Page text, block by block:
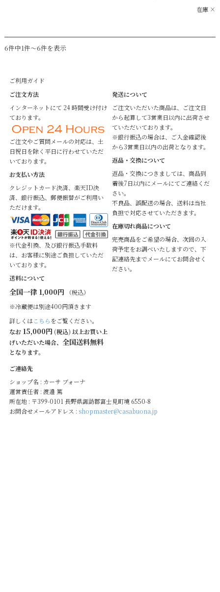
在庫 ×
6件中1件～6件を表示
ご利用ガイド
ご注文方法
インターネットにて 24 時間受け付け
ております。
ご注文やご質問メールの対応は、土
日祝日を除く平日に行わせていただ
いております。
お支払い方法
クレジットカード決済、楽天ID決
済、銀行振込、郵便振替がご利用い
ただけます。
※代金引換、及び銀行振込手数料
は、お客様に別途ご負担していただ
いております。
送料について
全国一律 1,000円 （税込）
※冷蔵便は別途400円頂きます
詳しくはこちらをご覧ください。
なお 15,000円 (税込) 以上お買い上
げいただいた場合、 全国送料無料
となります。
発送について
ご注文いただいた商品は、ご注文日
から起算して3営業日以内に出荷させ
ていただいております。
※銀行振込の場合は、ご入金確認後
から3営業日以内の出荷となります。
返品・交換について
返品・交換につきましては、商品到
着後7日以内にメールにてご連絡くだ
さい。
不良品、誤配送の場合、送料は当社
負担で対応させていただきます。
在庫切れ商品について
完売商品をご希望の場合、次回の入
荷予定をお調べいたしますので、下
記連絡先までメールにてお問合せく
ださい。
ご連絡先
ショップ名 : カーサ ブォーナ
運営責任者 : 渡邉 篤
所在地 : 〒399-0101 長野県諏訪郡富士見町境 6550-8
お問合せメールアドレス : shopmaster@casabuona.jp